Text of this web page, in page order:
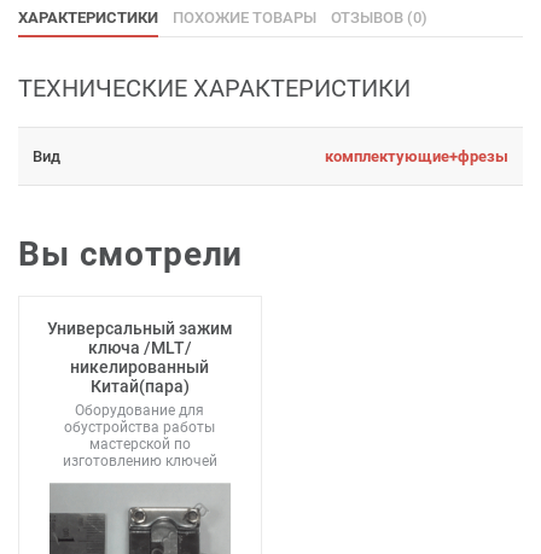
ХАРАКТЕРИСТИКИ ПОХОЖИЕ ТОВАРЫ ОТЗЫВОВ (0)
ТЕХНИЧЕСКИЕ ХАРАКТЕРИСТИКИ
Вид комплектующие+фрезы
Вы смотрели
Универсальный зажим
ключа /MLT/
никелированный
Китай(пара)
Оборудование для
обустройства работы
мастерской по
изготовлению ключей